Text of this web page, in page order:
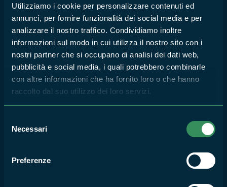
Utilizziamo i cookie per personalizzare contenuti ed
annunci, per fornire funzionalità dei social media e per
analizzare il nostro traffico. Condividiamo inoltre
informazioni sul modo in cui utilizza il nostro sito con i
nostri partner che si occupano di analisi dei dati web,
pubblicità e social media, i quali potrebbero combinarle
con altre informazioni che ha fornito loro o che hanno
raccolto dal suo utilizzo dei loro servizi.
delNecessari
Preferenze
Polvere di Stelle
10
AGO
2026